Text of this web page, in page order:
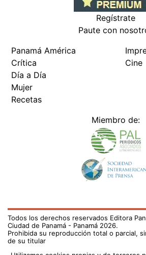
Regístrate
Paute con
Panamá América
Crítica
Día a Día
Mujer
Recetas
Cine
Miembro de:
Todos los derechos reservados Editora
Ciudad de Panamá - Panamá 2026.
Prohibida su reproducción total o parcial,
de su titular